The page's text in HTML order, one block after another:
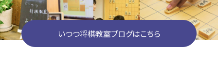
いつつ将棋教室ブログはこちら